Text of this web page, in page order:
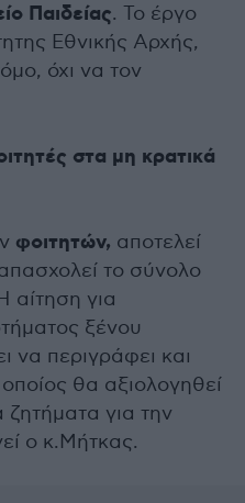
Παιδείας. Το έργο
Εθνικής Αρχής,
όχι να τον
στα μη κρατικά
φοιτητών, αποτελεί
το σύνολο
αίτηση για
ξένου
να περιγράφει και
θα αξιολογηθεί
για την
ο κ.Μήτκας.